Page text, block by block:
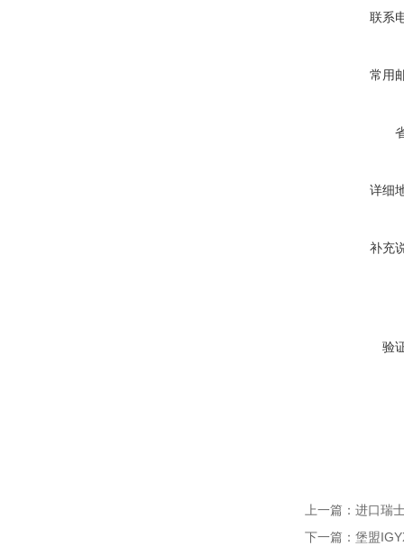
联系
常用
详细
补充
验
上一篇： 进口瑞
下一篇： 堡盟